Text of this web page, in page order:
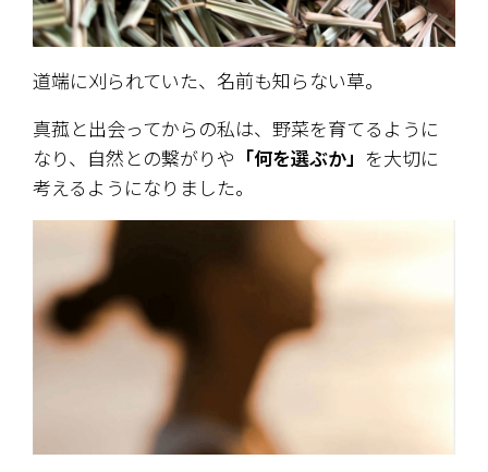
道端に刈られていた、名前も知らない草。
真菰と出会ってからの私は、野菜を育てるように
なり、自然との繋がりや 「何を選ぶか」 を大切に
考えるようになりました。